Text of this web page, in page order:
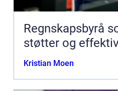
Regnskapsbyrå
støtter og
Kristian Moen